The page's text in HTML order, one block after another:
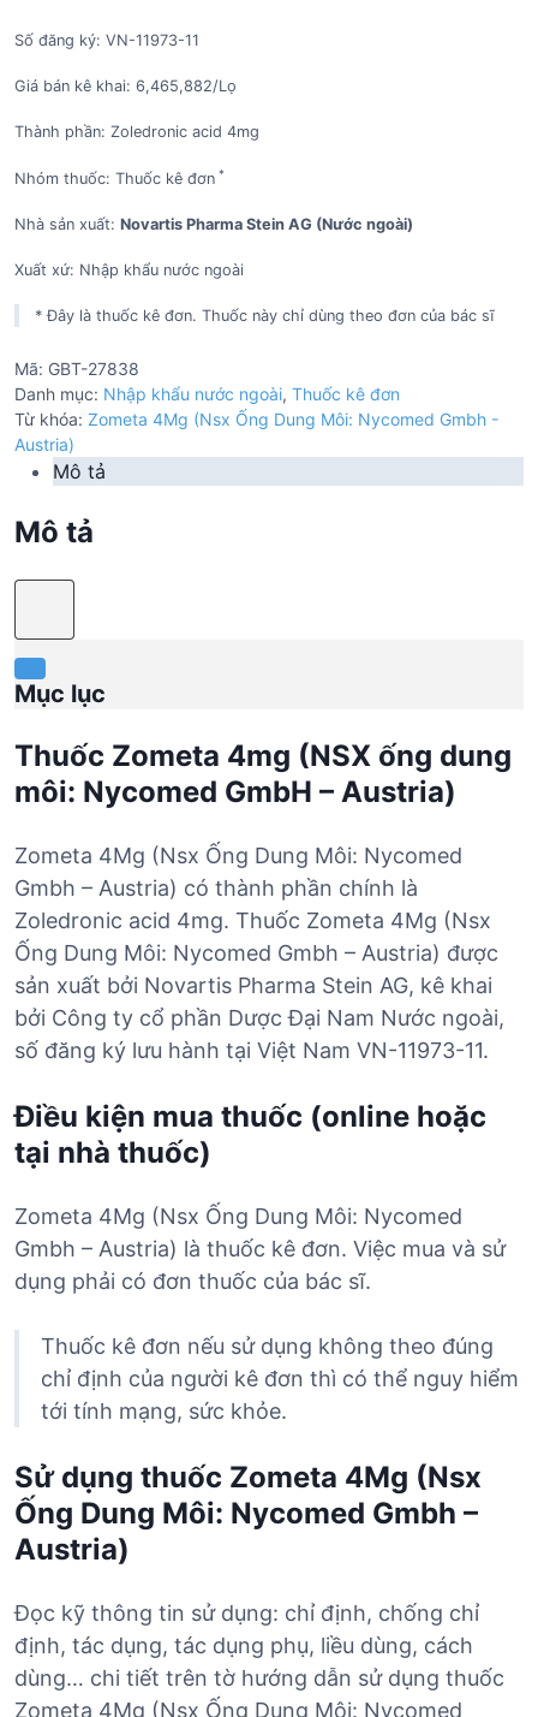
Số đăng ký: VN-11973-11
Giá bán kê khai: 6,465,882/Lọ
Thành phần: Zoledronic acid 4mg
Nhóm thuốc: Thuốc kê đơn *
Nhà sản xuất: Novartis Pharma Stein AG (Nước ngoài)
Xuất xứ: Nhập khẩu nước ngoài
* Đây là thuốc kê đơn. Thuốc này chỉ dùng theo đơn của bác sĩ
Mã: GBT-27838
Danh mục: Nhập khẩu nước ngoài, Thuốc kê đơn
Từ khóa: Zometa 4Mg (Nsx Ống Dung Môi: Nycomed Gmbh -
Austria)
Mô tả
Mô tả
Mục lục
Thuốc Zometa 4mg (NSX ống dung
môi: Nycomed GmbH – Austria)
Zometa 4Mg (Nsx Ống Dung Môi: Nycomed
Gmbh – Austria) có thành phần chính là
Zoledronic acid 4mg. Thuốc Zometa 4Mg (Nsx
Ống Dung Môi: Nycomed Gmbh – Austria) được
sản xuất bởi Novartis Pharma Stein AG, kê khai
bởi Công ty cổ phần Dược Đại Nam Nước ngoài,
số đăng ký lưu hành tại Việt Nam VN-11973-11.
Điều kiện mua thuốc (online hoặc
tại nhà thuốc)
Zometa 4Mg (Nsx Ống Dung Môi: Nycomed
Gmbh – Austria) là thuốc kê đơn. Việc mua và sử
dụng phải có đơn thuốc của bác sĩ.
Thuốc kê đơn nếu sử dụng không theo đúng
chỉ định của người kê đơn thì có thể nguy hiểm
tới tính mạng, sức khỏe.
Sử dụng thuốc Zometa 4Mg (Nsx
Ống Dung Môi: Nycomed Gmbh –
Austria)
Đọc kỹ thông tin sử dụng: chỉ định, chống chỉ
định, tác dụng, tác dụng phụ, liều dùng, cách
dùng… chi tiết trên tờ hướng dẫn sử dụng thuốc
Zometa 4Mg (Nsx Ống Dung Môi: Nycomed